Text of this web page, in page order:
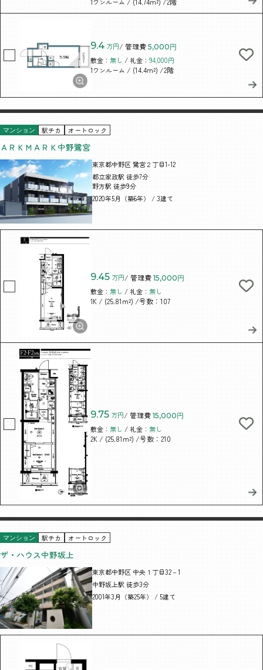
1ワンルーム
9.4 万円/ 管理費 5,000円
敷金： 無し / 礼金：94,000円
1ワンルーム / (14.4m²) /2階
マンション 駅チカ オートロック
ＡＲＫＭＡＲＫ中野鷺宮
東京都中野区 鷺宮２丁目1-12
都立家政駅 徒歩7分
野方駅 徒歩9分
2020年5月（築6年） / 3建て
9.45 万円/ 管理費 15,000円
敷金： 無し / 礼金： 無し
1K / (25.81m²) /号数：107
9.75 万円/ 管理費 15,000円
敷金： 無し / 礼金： 無し
2K / (25.81m²) /号数：210
マンション 駅チカ オートロック
ザ・ハウス中野坂上
東京都中野区 中央１丁目32－1
中野坂上駅 徒歩3分
2001年3月（築25年） / 5建て